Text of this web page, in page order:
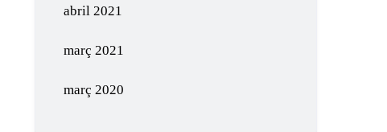
abril 2021
març 2021
març 2020